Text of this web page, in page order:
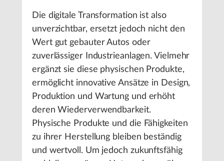
Die digitale Transformation ist also
unverzichtbar, ersetzt jedoch nicht den
Wert gut gebauter Autos oder
zuverlässiger Industrieanlagen. Vielmehr
ergänzt sie diese physischen Produkte,
ermöglicht innovative Ansätze in Design,
Produktion und Wartung und erhöht
deren Wiederverwendbarkeit.
Physische Produkte und die Fähigkeiten
zu ihrer Herstellung bleiben beständig
und wertvoll. Um jedoch zukunftsfähig